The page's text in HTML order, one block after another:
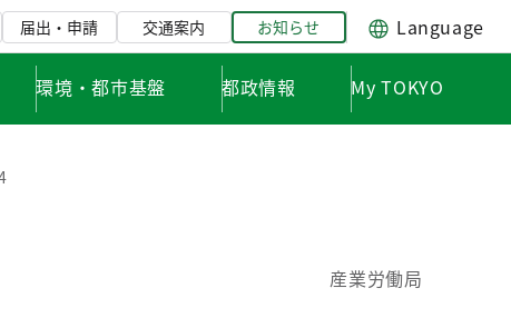
届出・申請 交通案内 お知らせ Language
環境・都市基盤 都政情報 My TOKYO
産業労働局